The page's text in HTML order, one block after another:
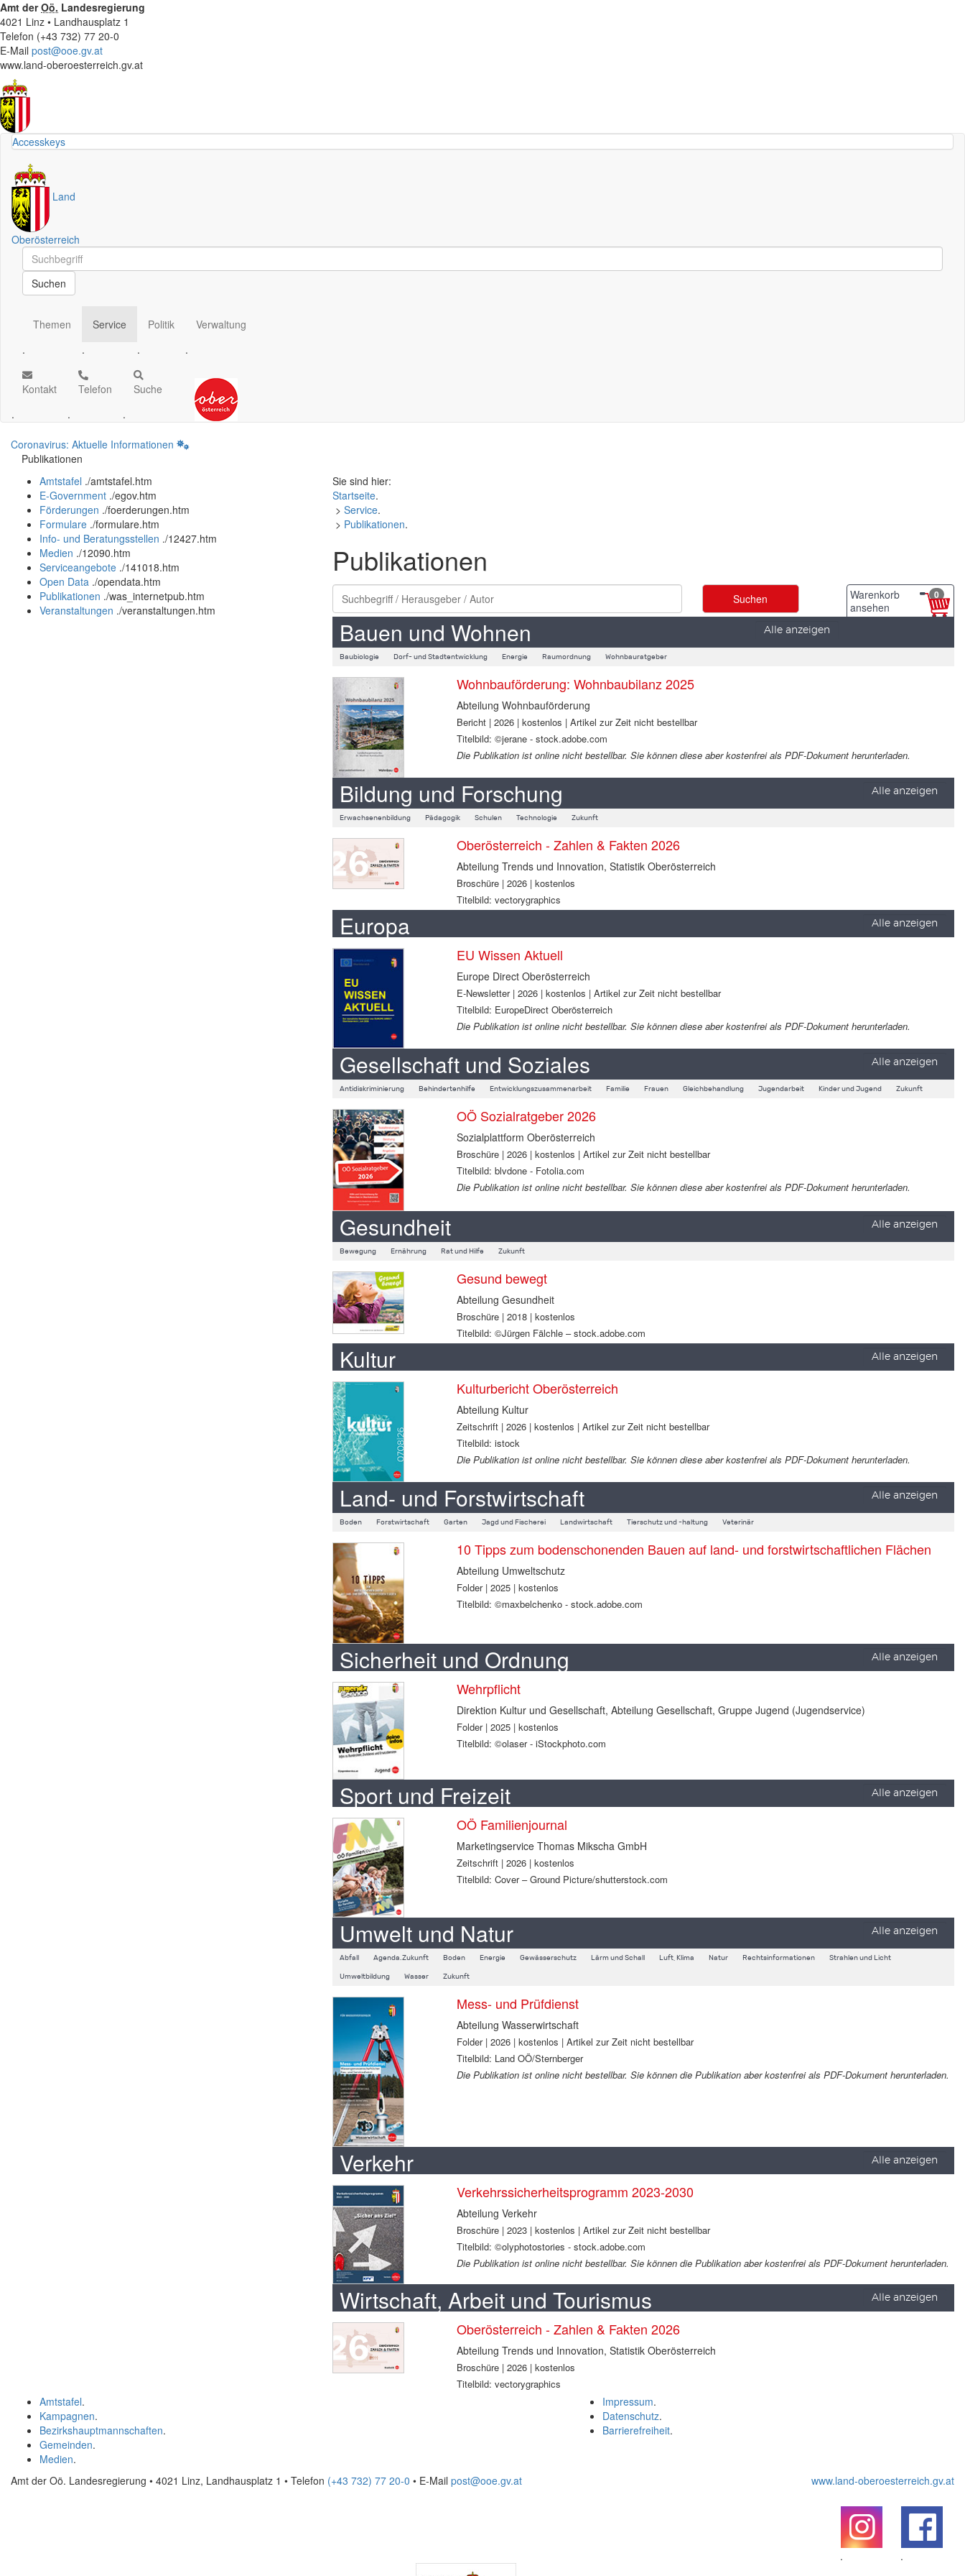
Amt derOö. Landesregierung
4021 Linz • Landhausplatz 1
Telefon (+43 732) 77 20-0
E-Mail post@ooe.gv.at
www.land-oberoesterreich.gv.at
Accesskeys
Land
Oberösterreich
Schnellsuche
Schnellsuche
Suchen
Themen
.
Service
.
Politik
.
Verwaltung
.
Kontakt
.
Telefon
.
Suche
.
Coronavirus: Aktuelle Informationen
Publikationen
Amtstafel ./amtstafel.htm
E-Government ./egov.htm
Förderungen ./foerderungen.htm
Formulare ./formulare.htm
Info- und Beratungsstellen ./12427.htm
Medien ./12090.htm
Serviceangebote ./141018.htm
Open Data ./opendata.htm
Publikationen ./was_internetpub.htm
Veranstaltungen ./veranstaltungen.htm
Sie sind hier:
Startseite.
> Service.
> Publikationen.
Publikationen
Warenkorb
ansehen
0
Bauen und Wohnen Alle anzeigen
Baubiologie Dorf- und Stadtentwicklung Energie Raumordnung Wohnbauratgeber
Wohnbauförderung: Wohnbaubilanz 2025
Abteilung Wohnbauförderung
Bericht | 2026 | kostenlos | Artikel zur Zeit nicht bestellbar
Titelbild: ©jerane - stock.adobe.com
Die Publikation ist online nicht bestellbar. Sie können diese aber kostenfrei als PDF-Dokument herunterladen.
Bildung und Forschung Alle anzeigen
Erwachsenenbildung Pädagogik Schulen Technologie Zukunft
Oberösterreich - Zahlen & Fakten 2026
Abteilung Trends und Innovation, Statistik Oberösterreich
Broschüre | 2026 | kostenlos
Titelbild: vectorygraphics
Europa Alle anzeigen
EU Wissen Aktuell
Europe Direct Oberösterreich
E-Newsletter | 2026 | kostenlos | Artikel zur Zeit nicht bestellbar
Titelbild: EuropeDirect Oberösterreich
Die Publikation ist online nicht bestellbar. Sie können diese aber kostenfrei als PDF-Dokument herunterladen.
Gesellschaft und Soziales Alle anzeigen
Antidiskriminierung Behindertenhilfe Entwicklungszusammenarbeit Familie Frauen Gleichbehandlung Jugendarbeit Kinder und Jugend Zukunft
OÖ Sozialratgeber 2026
Sozialplattform Oberösterreich
Broschüre | 2026 | kostenlos | Artikel zur Zeit nicht bestellbar
Titelbild: blvdone - Fotolia.com
Die Publikation ist online nicht bestellbar. Sie können diese aber kostenfrei als PDF-Dokument herunterladen.
Gesundheit Alle anzeigen
Bewegung Ernährung Rat und Hilfe Zukunft
Gesund bewegt
Abteilung Gesundheit
Broschüre | 2018 | kostenlos
Titelbild: ©Jürgen Fälchle – stock.adobe.com
Kultur Alle anzeigen
Kulturbericht Oberösterreich
Abteilung Kultur
Zeitschrift | 2026 | kostenlos | Artikel zur Zeit nicht bestellbar
Titelbild: istock
Die Publikation ist online nicht bestellbar. Sie können diese aber kostenfrei als PDF-Dokument herunterladen.
Land- und Forstwirtschaft Alle anzeigen
Boden Forstwirtschaft Garten Jagd und Fischerei Landwirtschaft Tierschutz und -haltung Veterinär
10 Tipps zum bodenschonenden Bauen auf land- und forstwirtschaftlichen Flächen
Abteilung Umweltschutz
Folder | 2025 | kostenlos
Titelbild: ©maxbelchenko - stock.adobe.com
Sicherheit und Ordnung Alle anzeigen
Wehrpflicht
Direktion Kultur und Gesellschaft, Abteilung Gesellschaft, Gruppe Jugend (Jugendservice)
Folder | 2025 | kostenlos
Titelbild: ©olaser - iStockphoto.com
Sport und Freizeit Alle anzeigen
OÖ Familienjournal
Marketingservice Thomas Mikscha GmbH
Zeitschrift | 2026 | kostenlos
Titelbild: Cover – Ground Picture/shutterstock.com
Umwelt und Natur Alle anzeigen
Abfall Agenda.Zukunft Boden Energie Gewässerschutz Lärm und Schall Luft, Klima Natur Rechtsinformationen Strahlen und Licht
Umweltbildung Wasser Zukunft
Mess- und Prüfdienst
Abteilung Wasserwirtschaft
Folder | 2026 | kostenlos | Artikel zur Zeit nicht bestellbar
Titelbild: Land OÖ/Sternberger
Die Publikation ist online nicht bestellbar. Sie können die Publikation aber kostenfrei als PDF-Dokument herunterladen.
Verkehr Alle anzeigen
Verkehrssicherheitsprogramm 2023-2030
Abteilung Verkehr
Broschüre | 2023 | kostenlos | Artikel zur Zeit nicht bestellbar
Titelbild: ©olyphotostories - stock.adobe.com
Die Publikation ist online nicht bestellbar. Sie können die Publikation aber kostenfrei als PDF-Dokument herunterladen.
Wirtschaft, Arbeit und Tourismus Alle anzeigen
Oberösterreich - Zahlen & Fakten 2026
Abteilung Trends und Innovation, Statistik Oberösterreich
Broschüre | 2026 | kostenlos
Titelbild: vectorygraphics
Impressum.
Datenschutz.
Barrierefreiheit.
Amtstafel.
Kampagnen.
Bezirkshauptmannschaften.
Gemeinden.
Medien.
Amt der Oö. Landesregierung • 4021 Linz, Landhausplatz 1 • Telefon (+43 732) 77 20-0 • E-Mail post@ooe.gv.at www.land-oberoesterreich.gv.at
.
.